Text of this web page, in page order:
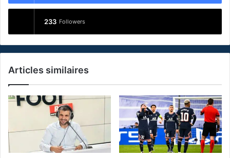
233 Followers
Articles similaires